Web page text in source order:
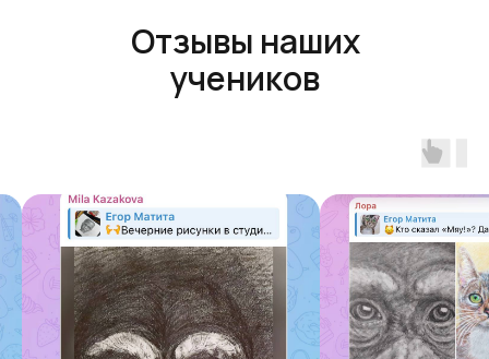
Отзывы наших
учеников